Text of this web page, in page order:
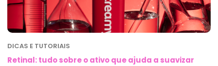
DICAS E TUTORIAIS
Retinal: tudo sobre o ativo que ajuda a suavizar